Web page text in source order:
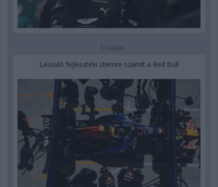
5 napja
Lassuló fejlesztési ütemre számít a Red Bull